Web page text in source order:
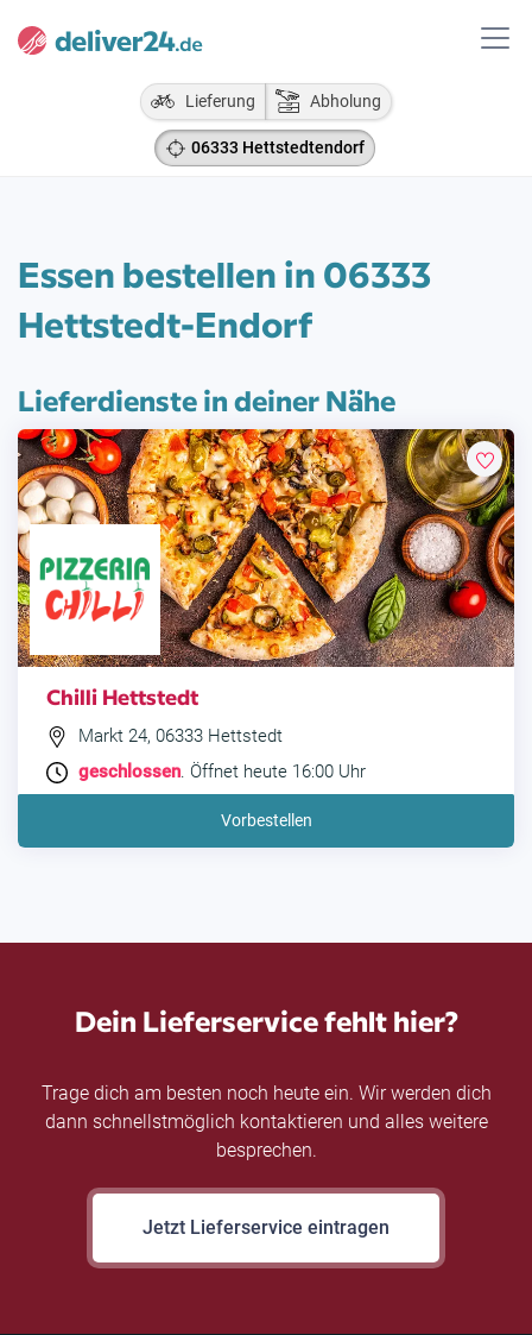
Lieferung Abholung
06333 Hettstedtendorf
Essen bestellen in 06333
Hettstedt-Endorf
Lieferdienste in deiner Nähe
Chilli Hettstedt
Markt 24, 06333 Hettstedt
geschlossen. Öffnet heute 16:00 Uhr
Vorbestellen
Dein Lieferservice fehlt hier?
Trage dich am besten noch heute ein. Wir werden dich
dann schnellstmöglich kontaktieren und alles weitere
besprechen.
Jetzt Lieferservice eintragen